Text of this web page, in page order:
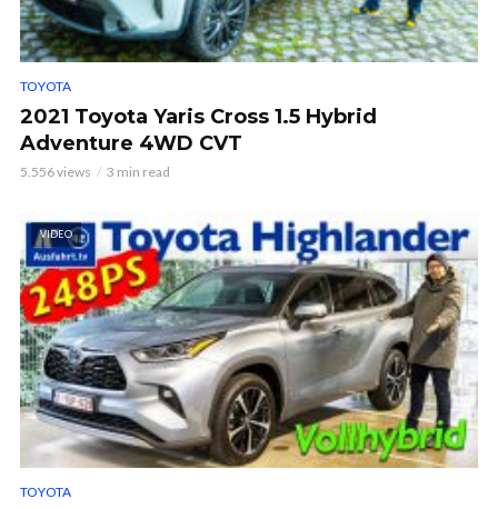
TOYOTA
2021 Toyota Yaris Cross 1.5 Hybrid
Adventure 4WD CVT
5.556 views 3 min read
VIDEO
TOYOTA